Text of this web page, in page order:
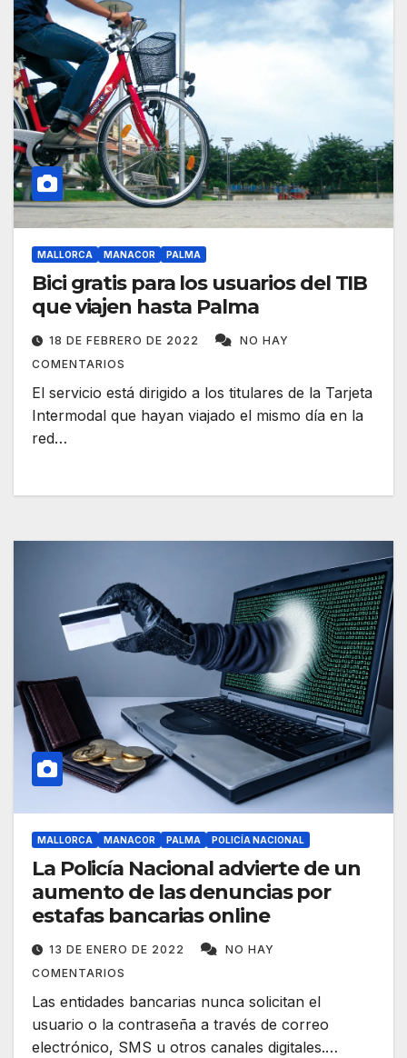
MALLORCA MANACOR PALMA
Bici gratis para los usuarios del TIB
que viajen hasta Palma
18 DE FEBRERO DE 2022
NO HAY
COMENTARIOS
El servicio está dirigido a los titulares de la Tarjeta
Intermodal que hayan viajado el mismo día en la
red…
MALLORCA MANACOR PALMA POLICÍA NACIONAL
La Policía Nacional advierte de un
aumento de las denuncias por
estafas bancarias online
13 DE ENERO DE 2022
NO HAY
COMENTARIOS
Las entidades bancarias nunca solicitan el
usuario o la contraseña a través de correo
electrónico, SMS u otros canales digitales.…